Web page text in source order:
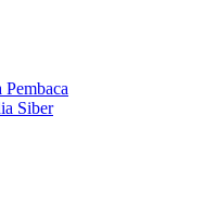
Siber